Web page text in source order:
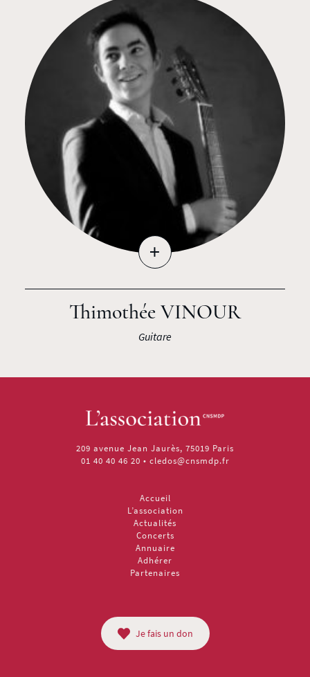
+
Thimothée VINOUR
Guitare
209 avenue Jean Jaurès, 75019 Paris
01 40 40 46 20 • cledos@cnsmdp.fr
Accueil
L’association
Actualités
Concerts
Annuaire
Adhérer
Partenaires
Je fais un don